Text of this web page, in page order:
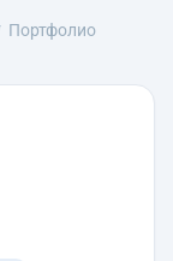
Портфолио